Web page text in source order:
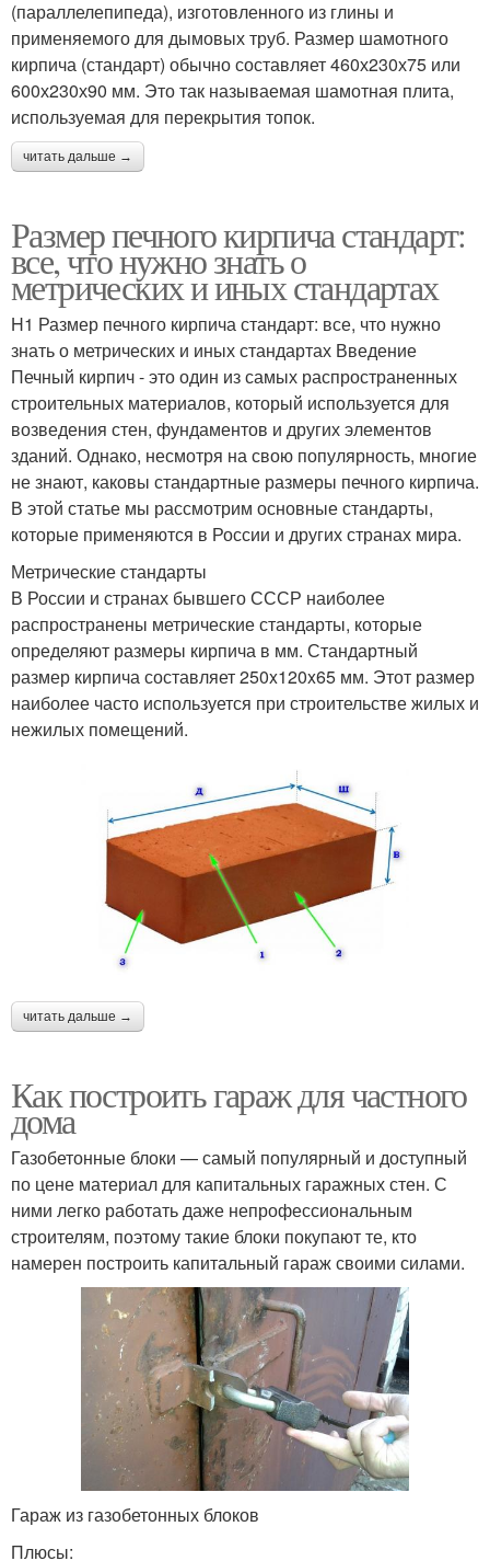
(параллелепипеда), изготовленного из глины и
применяемого для дымовых труб. Размер шамотного
кирпича (стандарт) обычно составляет 460х230х75 или
600х230х90 мм. Это так называемая шамотная плита,
используемая для перекрытия топок.
читать дальше →
Размер печного кирпича стандарт:
все, что нужно знать о
метрических и иных стандартах
H1 Размер печного кирпича стандарт: все, что нужно
знать о метрических и иных стандартах Введение
Печный кирпич - это один из самых распространенных
строительных материалов, который используется для
возведения стен, фундаментов и других элементов
зданий. Однако, несмотря на свою популярность, многие
не знают, каковы стандартные размеры печного кирпича.
В этой статье мы рассмотрим основные стандарты,
которые применяются в России и других странах мира.
Метрические стандарты
В России и странах бывшего СССР наиболее
распространены метрические стандарты, которые
определяют размеры кирпича в мм. Стандартный
размер кирпича составляет 250x120x65 мм. Этот размер
наиболее часто используется при строительстве жилых и
нежилых помещений.
читать дальше →
Как построить гараж для частного
дома
Газобетонные блоки — самый популярный и доступный
по цене материал для капитальных гаражных стен. С
ними легко работать даже непрофессиональным
строителям, поэтому такие блоки покупают те, кто
намерен построить капитальный гараж своими силами.
Гараж из газобетонных блоков
Плюсы: